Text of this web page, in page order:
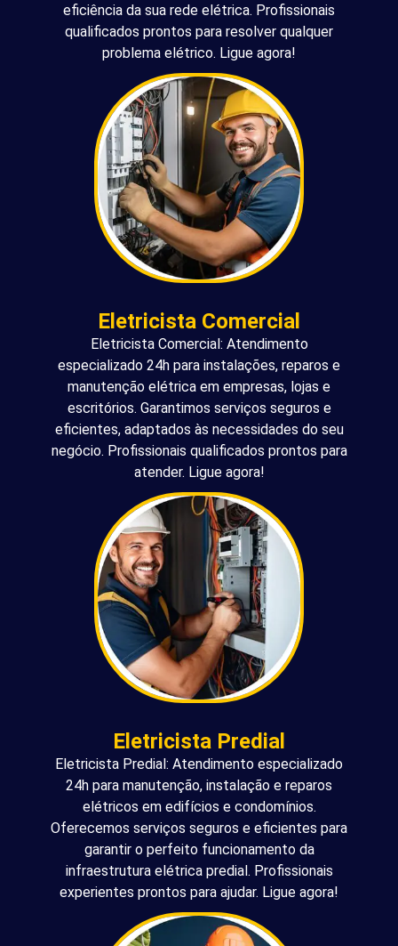
eficiência da sua rede elétrica. Profissionais
qualificados prontos para resolver qualquer
problema elétrico. Ligue agora!
Eletricista Comercial
Eletricista Comercial: Atendimento
especializado 24h para instalações, reparos e
manutenção elétrica em empresas, lojas e
escritórios. Garantimos serviços seguros e
eficientes, adaptados às necessidades do seu
negócio. Profissionais qualificados prontos para
atender. Ligue agora!
Eletricista Predial
Eletricista Predial: Atendimento especializado
24h para manutenção, instalação e reparos
elétricos em edifícios e condomínios.
Oferecemos serviços seguros e eficientes para
garantir o perfeito funcionamento da
infraestrutura elétrica predial. Profissionais
experientes prontos para ajudar. Ligue agora!